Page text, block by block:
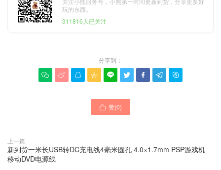
玩的东西。
311816人已关注
分享到：
        
 赞(0)
上一篇
新到货一米长USB转DC充电线4毫米圆孔 4.0×1.7mm PSP游戏机
移动DVD电源线